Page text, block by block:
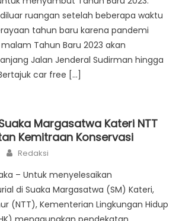
ruangan setelah beberapa waktu
tahun baru karena pandemi
Tahun Baru 2023 akan
Jalan Jenderal Sudirman hingga
car free […]
Margasatwa Kateri NTT
Kemitraan Konservasi
Author
Redaksi
– Untuk menyelesaikan
di Suaka Margasatwa (SM) Kateri,
(NTT), Kementerian Lingkungan Hidup